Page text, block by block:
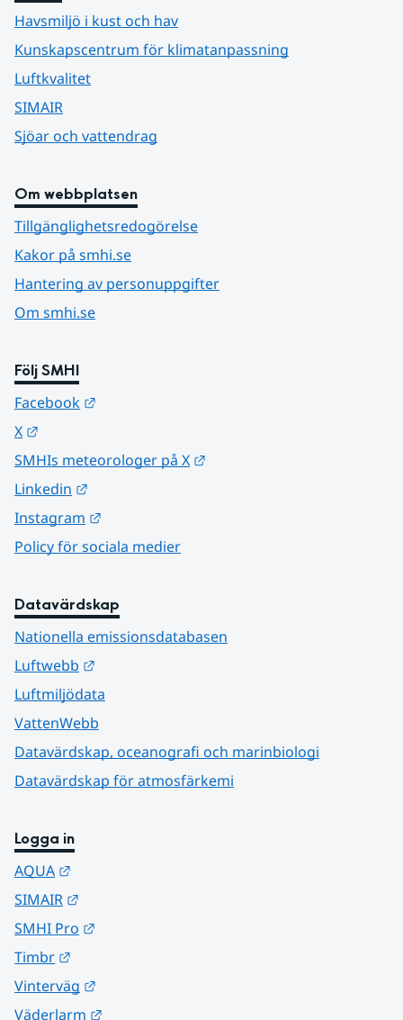
Havsmiljö i kust och hav
Kunskapscentrum för klimatanpassning
Luftkvalitet
SIMAIR
Sjöar och vattendrag
Om webbplatsen
Tillgänglighetsredogörelse
Kakor på smhi.se
Hantering av personuppgifter
Om smhi.se
Följ SMHI
Facebook
X
SMHIs meteorologer på X
Linkedin
Instagram
Policy för sociala medier
Datavärdskap
Nationella emissionsdatabasen
Luftwebb
Luftmiljödata
VattenWebb
Datavärdskap, oceanografi och marinbiologi
Datavärdskap för atmosfärkemi
Logga in
AQUA
SIMAIR
SMHI Pro
Timbr
Vinterväg
Väderlarm